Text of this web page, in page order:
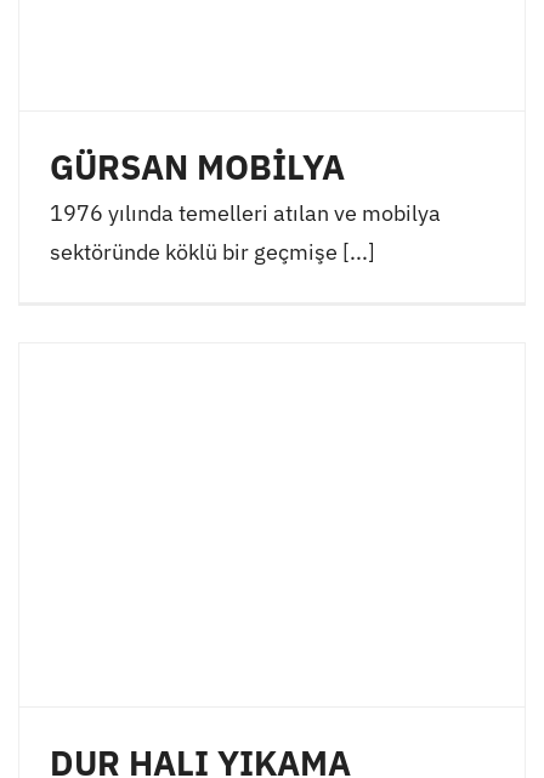
GÜRSAN MOBİLYA
1976 yılında temelleri atılan ve mobilya
sektöründe köklü bir geçmişe [...]
DUR HALI YIKAMA